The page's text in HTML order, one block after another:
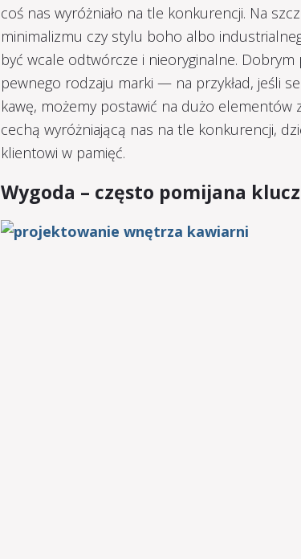
coś nas wyróżniało na tle konkurencji. Na
minimalizmu czy stylu boho albo
być wcale odtwórcze i nieoryginalne. Dobrym
pewnego rodzaju marki — na przykład, jeśli
kawę, możemy postawić na dużo elementów
cechą wyróżniającą nas na tle konkurencji,
klientowi w pamięć.
Wygoda – często pomijana